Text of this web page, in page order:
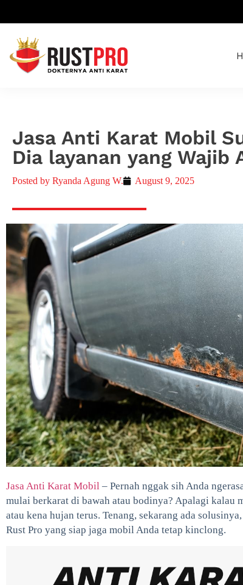
Jasa Anti Karat Mobil
Dia layanan yang Wajib
Posted by Ryanda Agung W. August 9, 2025
Jasa Anti Karat Mobil – Pernah nggak sih Anda
mulai berkarat di bawah atau bodinya? Apalagi kalau
atau kena hujan terus. Tenang, sekarang ada
Rust Pro yang siap jaga mobil Anda tetap kinclong.